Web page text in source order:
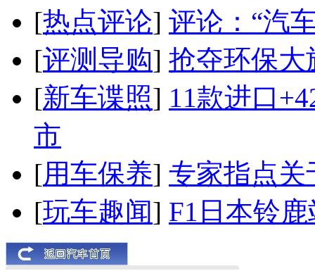
[热点评论] 评论：“汽
[评测导购] 抢夺环保大
[新车谍照] 11款进口
市
[用车保养] 专家指点关
[玩车趣闻] F1日本铃